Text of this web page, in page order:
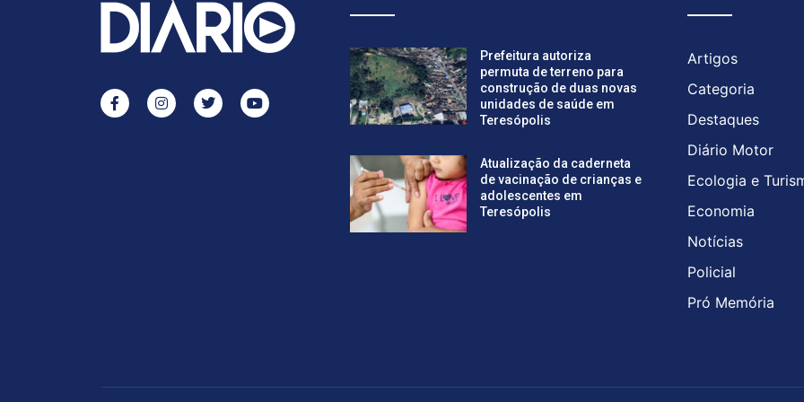
Prefeitura autoriza
permuta de terreno para
construção de duas novas
unidades de saúde em
Teresópolis
Atualização da caderneta
de vacinação de crianças e
adolescentes em
Teresópolis
Artigos
Categoria
Destaques
Diário Motor
Ecologia e
Economia
Notícias
Policial
Pró Memória